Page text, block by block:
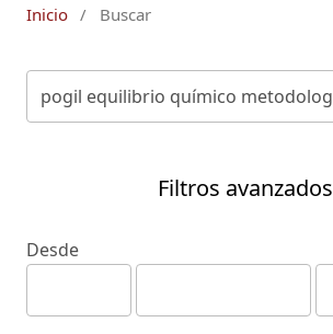
Inicio / Buscar
Filtros avanzados
Desde